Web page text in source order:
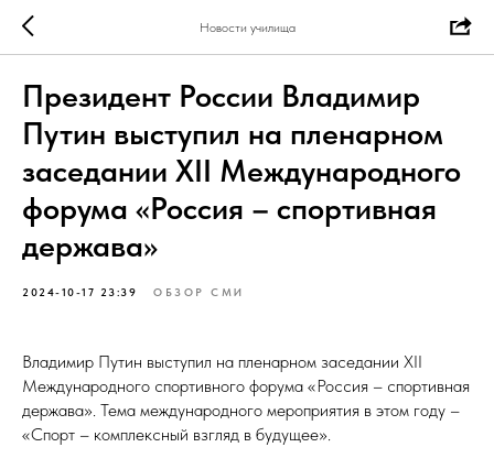
Новости училища
Президент России Владимир
Путин выступил на пленарном
заседании XII Международного
форума «Россия – спортивная
держава»
2024-10-17 23:39 ОБЗОР СМИ
Владимир Путин выступил на пленарном заседании XII
Международного спортивного форума «Россия – спортивная
держава». Тема международного мероприятия в этом году –
«Спорт – комплексный взгляд в будущее».